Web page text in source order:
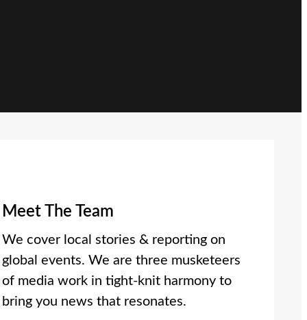
Meet The Team
We cover local stories & reporting on
global events. We are three musketeers
of media work in tight-knit harmony to
bring you news that resonates.